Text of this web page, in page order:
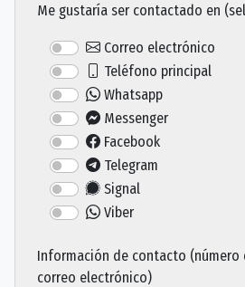
Me gustaría ser contactado en
Correo electrónico
Teléfono principal
Whatsapp
Messenger
Facebook
Telegram
Signal
Viber
Información de contacto
correo electrónico)